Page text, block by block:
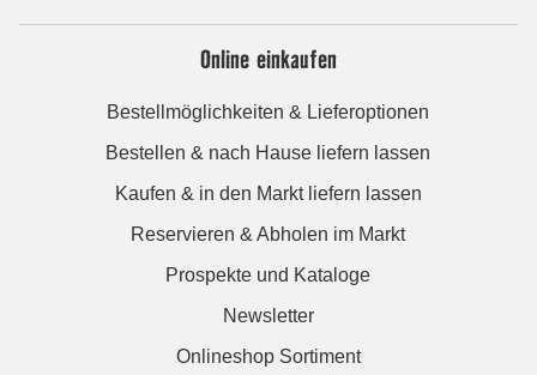
Online einkaufen
Bestellmöglichkeiten & Lieferoptionen
Bestellen & nach Hause liefern lassen
Kaufen & in den Markt liefern lassen
Reservieren & Abholen im Markt
Prospekte und Kataloge
Newsletter
Onlineshop Sortiment